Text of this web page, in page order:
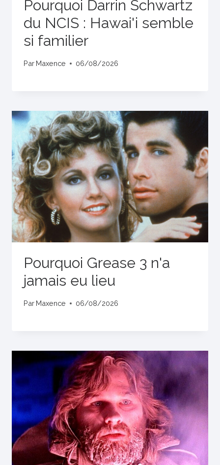
Pourquoi Darrin Schwartz
du NCIS : Hawai'i semble
si familier
Par Maxence 06/08/2026
Pourquoi Grease 3 n'a
jamais eu lieu
Par Maxence 06/08/2026